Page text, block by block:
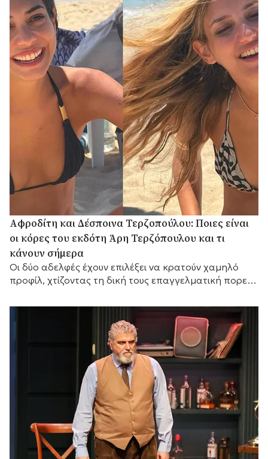
Αφροδίτη και Δέσποινα Τερζοπούλου: Ποιες είναι
οι κόρες του εκδότη Άρη Τερζόπουλου και τι
κάνουν σήμερα
Οι δύο αδελφές έχουν επιλέξει να κρατούν χαμηλό
προφίλ, χτίζοντας τη δική τους επαγγελματική πορεία,
πατέρα τους,